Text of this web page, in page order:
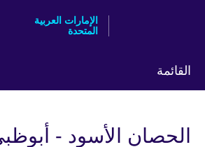
الإمارات العربية
المتحدة
القائمة
الحصان الأسود -